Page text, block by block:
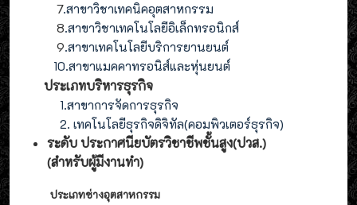
7.สาขาวิชาเทคนิคอุตสาหกรรม
8.สาขาวิชาเทคโนโลยีอิเล็กทรอนิกส์
9.สาขาเทคโนโลยีบริการยานยนต์
10.สาขาแมคคาทรอนิส์และหุ่นยนต์
ประเภทบริหารธุรกิจ
1.สาขาการจัดการธุรกิจ
2. เทคโนโลยีธุรกิจดิจิทัล(คอมพิวเตอร์ธุรกิจ)
ระดับ ประกาศนียบัตรวิชาชีพชั้นสูง(ปวส.)
(สำหรับผู้มีงานทำ)
ประเภทช่างอุตสาหกรรม